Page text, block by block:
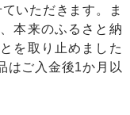
いただきます。ま
本来のふるさと納
を取り止めました
はご入金後1か月以